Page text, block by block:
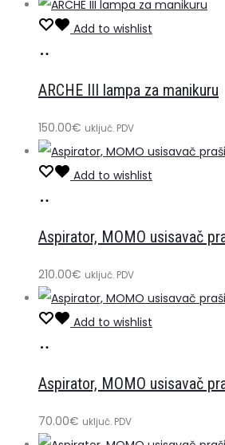
Add to wishlist
košaricu
ARCHE III lampa za manikuru
150.00€ uključ. PDV
Add to wishlist
košaricu
Aspirator, MOMO usisavač
210.00€ uključ. PDV
Add to wishlist
košaricu
Aspirator, MOMO usisavač
70.00€ uključ. PDV